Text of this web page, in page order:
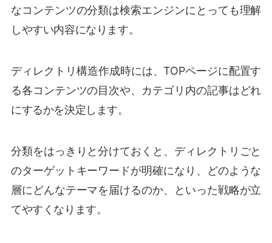
なコンテンツの分類は検索エンジンにとっても理解
しやすい内容になります。
ディレクトリ構造作成時には、TOPページに配置す
る各コンテンツの目次や、カテゴリ内の記事はどれ
にするかを決定します。
分類をはっきりと分けておくと、ディレクトリごと
のターゲットキーワードが明確になり、どのような
層にどんなテーマを届けるのか、といった戦略が立
てやすくなります。